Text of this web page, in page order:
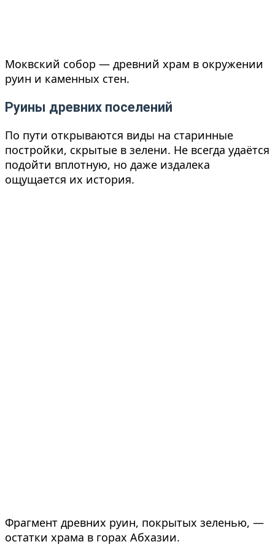
Моквский собор — древний храм в окружении
руин и каменных стен.
Руины древних поселений
По пути открываются виды на старинные
постройки, скрытые в зелени. Не всегда удаётся
подойти вплотную, но даже издалека
ощущается их история.
Фрагмент древних руин, покрытых зеленью, —
остатки храма в горах Абхазии.